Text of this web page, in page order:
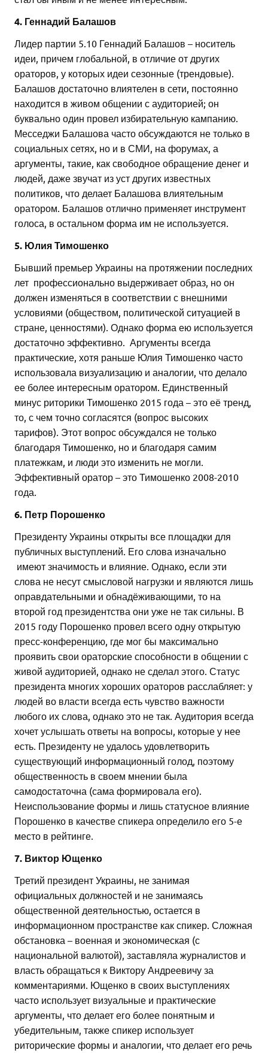
4. Геннадий Балашов
Лидер партии 5.10 Геннадий Балашов – носитель
идеи, причем глобальной, в отличие от других
ораторов, у которых идеи сезонные (трендовые).
Балашов достаточно влиятелен в сети, постоянно
находится в живом общении с аудиторией; он
буквально один провел избирательную кампанию.
Месседжи Балашова часто обсуждаются не только в
социальных сетях, но и в СМИ, на форумах, а
аргументы, такие, как свободное обращение денег и
людей, даже звучат из уст других известных
политиков, что делает Балашова влиятельным
оратором. Балашов отлично применяет инструмент
голоса, в остальном форма им не используется.
5. Юлия Тимошенко
Бывший премьер Украины на протяжении последних
лет профессионально выдерживает образ, но он
должен изменяться в соответствии с внешними
условиями (обществом, политической ситуацией в
стране, ценностями). Однако форма ею используется
достаточно эффективно. Аргументы всегда
практические, хотя раньше Юлия Тимошенко часто
использовала визуализацию и аналогии, что делало
ее более интересным оратором. Единственный
минус риторики Тимошенко 2015 года – это её тренд,
то, с чем точно согласятся (вопрос высоких
тарифов). Этот вопрос обсуждался не только
благодаря Тимошенко, но и благодаря самим
платежкам, и люди это изменить не могли.
Эффективный оратор – это Тимошенко 2008-2010
года.
6. Петр Порошенко
Президенту Украины открыты все площадки для
публичных выступлений. Его слова изначально
имеют значимость и влияние. Однако, если эти
слова не несут смысловой нагрузки и являются лишь
оправдательными и обнадёживающими, то на
второй год президентства они уже не так сильны. В
2015 году Порошенко провел всего одну открытую
пресс-конференцию, где мог бы максимально
проявить свои ораторские способности в общении с
живой аудиторией, однако не сделал этого. Статус
президента многих хороших ораторов расслабляет: у
людей во власти всегда есть чувство важности
любого их слова, однако это не так. Аудитория всегда
хочет услышать ответы на вопросы, которые у нее
есть. Президенту не удалось удовлетворить
существующий информационный голод, поэтому
общественность в своем мнении была
самодостаточна (сама формировала его).
Неиспользование формы и лишь статусное влияние
Порошенко в качестве спикера определило его 5-е
место в рейтинге.
7. Виктор Ющенко
Третий президент Украины, не занимая
официальных должностей и не занимаясь
общественной деятельностью, остается в
информационном пространстве как спикер. Сложная
обстановка – военная и экономическая (с
национальной валютой), заставляла журналистов и
власть обращаться к Виктору Андреевичу за
комментариями. Ющенко в своих выступлениях
часто использует визуальные и практические
аргументы, что делает его более понятным и
убедительным, также спикер использует
риторические формы и аналогии, что делает его речь